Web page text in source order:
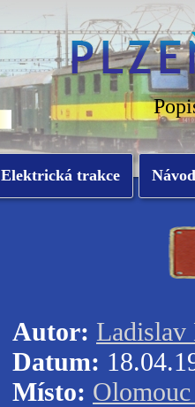
Elektrická trakce
Autor:
Datum:
Místo: